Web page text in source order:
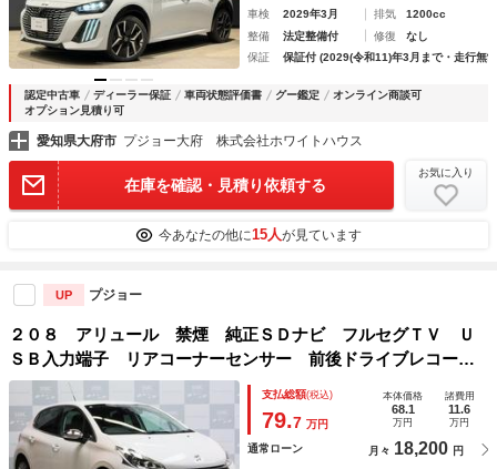
車検
2029年3月 排気
1200cc
整備
法定整備付 修復
なし
保証
保証付 (2029(令和11)年3月まで・走行無
認定中古車 ディーラー保証 車両状態評価書 グー鑑定
オンライン商談可
オプション見積り可
愛知県大府市 プジョー大府 株式会社ホワイトハウス
在庫を確認・見積り依頼する
お気に入り
今あなたの他に15人が見ています
UP プジョー
２０８ アリュール 禁煙 純正ＳＤナビ フルセグＴＶ Ｕ
ＳＢ入力端子 リアコーナーセンサー 前後ドライブレコーダ
ー 衝突被害軽減ブレーキ 左右独立調整エアコン クローム
ドアミラーカバー １６インチＡＷ
支払総額(税込)
79.7 万円
本体価格
68.1
万円
諸費用
11.6
万円
通常ローン 月々 18,200 円